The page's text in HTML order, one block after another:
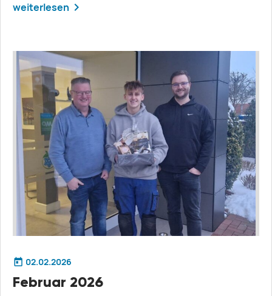
weiterlesen
02.02.2026
Februar 2026